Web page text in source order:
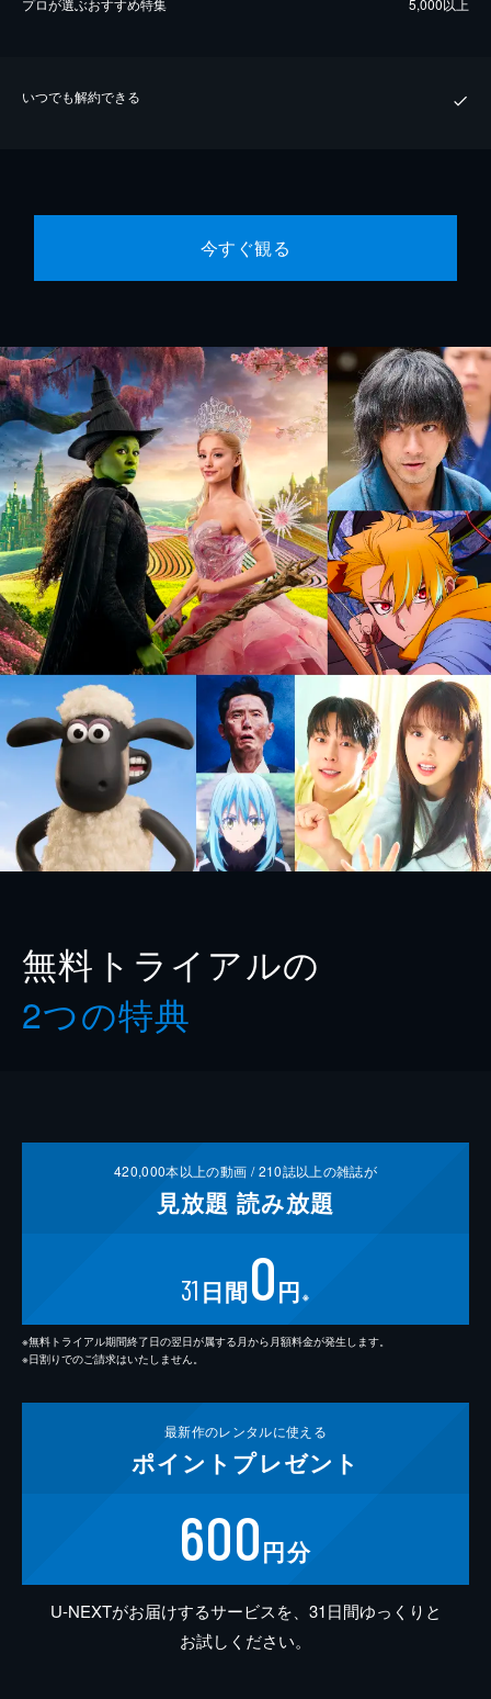
いつでも解約できる
今すぐ観る
無料トライアルの
2つの特典
420,000本以上の動画 /210誌以上の雑誌が
見放題 読み放題
31 日間0円 ※
※無料トライアル期間終了日の翌日が属する月から月額料金が発生します。
※日割りでのご請求はいたしません。
最新作のレンタルに使える
ポイント プレゼント
600円分
U-NEXTがお届けするサービスを、31日間ゆっくりと
お試しください。